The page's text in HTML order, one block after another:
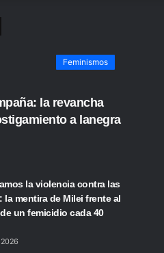
Feminismos
la revancha
a lanegra
la violencia contra las
la mentira de Milei frente al
un femicidio cada 40